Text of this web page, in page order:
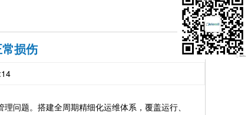
损伤
题。搭建全周期精细化运维体系，覆盖运行、